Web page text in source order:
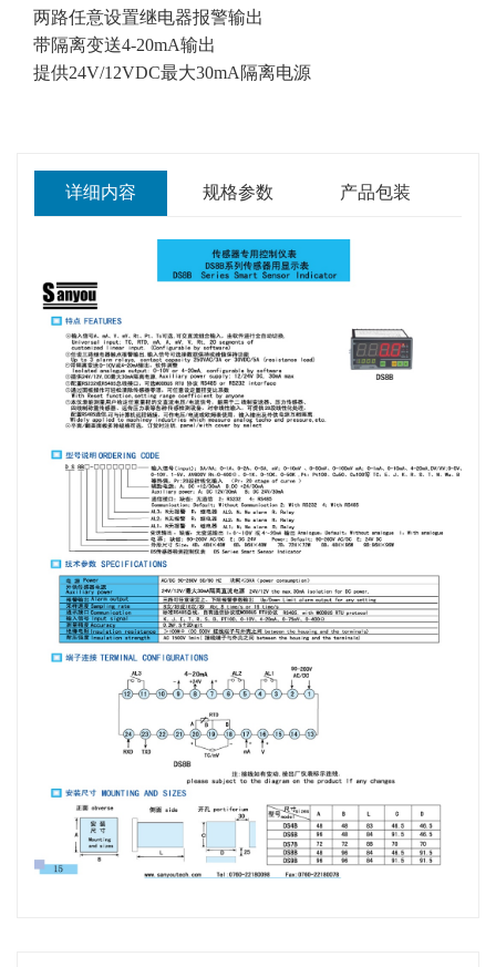
两路任意设置继电器报警输出
带隔离变送4-20mA输出
提供24V/12VDC最大30mA隔离电源
详细内容 规格参数 产品包装